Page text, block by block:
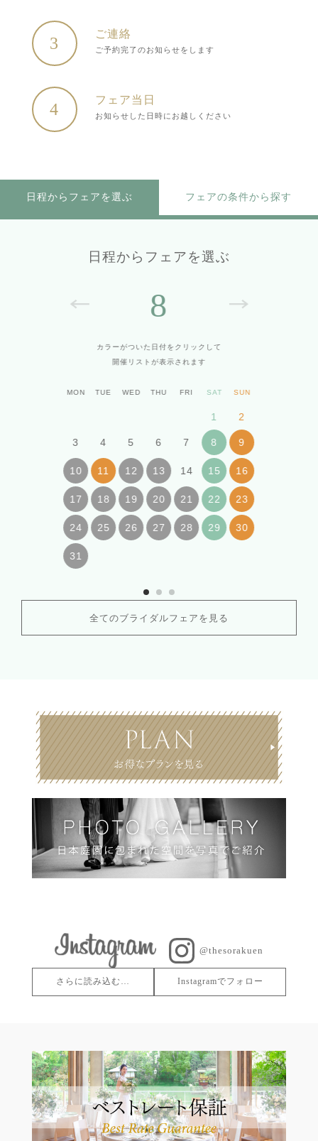
3
ご連絡
ご予約完了のお知らせをします
4
フェア当日
お知らせした日時にお越しください
日程からフェアを選ぶ フェアの条件から探す
日程からフェアを選ぶ
8
カラーがついた日付をクリックして
開催リストが表示されます
MON TUE WED THU FRI SAT SUN
1 2
3 4 5 6 7 8 9
10 11 12 13 14 15 16
17 18 19 20 21 22 23
24 25 26 27 28 29 30
31
全てのブライダルフェアを見る
@thesorakuen
さらに読み込む… Instagramでフォロー